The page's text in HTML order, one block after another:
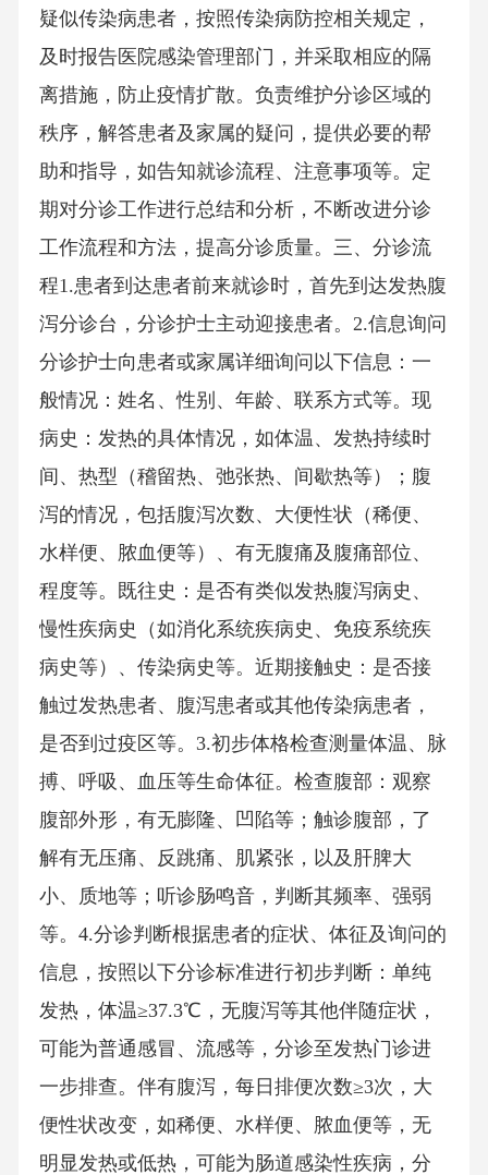
疑似传染病患者，按照传染病防控相关规定，
及时报告医院感染管理部门，并采取相应的隔
离措施，防止疫情扩散。负责维护分诊区域的
秩序，解答患者及家属的疑问，提供必要的帮
助和指导，如告知就诊流程、注意事项等。定
期对分诊工作进行总结和分析，不断改进分诊
工作流程和方法，提高分诊质量。三、分诊流
程1.患者到达患者前来就诊时，首先到达发热腹
泻分诊台，分诊护士主动迎接患者。2.信息询问
分诊护士向患者或家属详细询问以下信息：一
般情况：姓名、性别、年龄、联系方式等。现
病史：发热的具体情况，如体温、发热持续时
间、热型（稽留热、弛张热、间歇热等）；腹
泻的情况，包括腹泻次数、大便性状（稀便、
水样便、脓血便等）、有无腹痛及腹痛部位、
程度等。既往史：是否有类似发热腹泻病史、
慢性疾病史（如消化系统疾病史、免疫系统疾
病史等）、传染病史等。近期接触史：是否接
触过发热患者、腹泻患者或其他传染病患者，
是否到过疫区等。3.初步体格检查测量体温、脉
搏、呼吸、血压等生命体征。检查腹部：观察
腹部外形，有无膨隆、凹陷等；触诊腹部，了
解有无压痛、反跳痛、肌紧张，以及肝脾大
小、质地等；听诊肠鸣音，判断其频率、强弱
等。4.分诊判断根据患者的症状、体征及询问的
信息，按照以下分诊标准进行初步判断：单纯
发热，体温≥37.3℃，无腹泻等其他伴随症状，
可能为普通感冒、流感等，分诊至发热门诊进
一步排查。伴有腹泻，每日排便次数≥3次，大
便性状改变，如稀便、水样便、脓血便等，无
明显发热或低热，可能为肠道感染性疾病，分